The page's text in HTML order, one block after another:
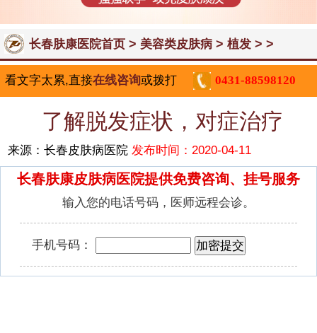
长春肤康医院首页> 美容类皮肤病> 植发> >
看文字太累,直接在线咨询或拨打 0431-88598120
了解脱发症状，对症治疗
来源：长春皮肤病医院发布时间：2020-04-11
长春肤康皮肤病医院提供免费咨询、挂号服务
输入您的电话号码，医师远程会诊。
手机号码：